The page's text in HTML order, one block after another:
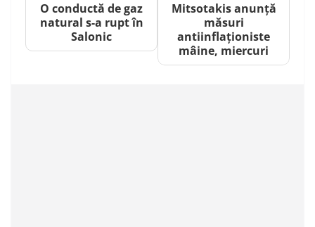
O conductă de gaz
natural s-a rupt în
Salonic
Mitsotakis anunță
măsuri
antiinflaționiste
mâine, miercuri